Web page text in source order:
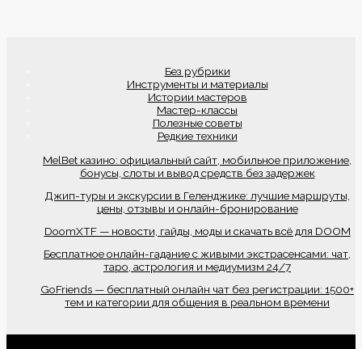
Без рубрики
Инструменты и материалы
Истории мастеров
Мастер-классы
Полезные советы
Редкие техники
MelBet казино: официальный сайт, мобильное приложение,
бонусы, слоты и вывод средств без задержек
Джип-туры и экскурсии в Геленджике: лучшие маршруты,
цены, отзывы и онлайн-бронирование
DoomXTF — новости, гайды, моды и скачать всё для DOOM
Бесплатное онлайн-гадание с живыми экстрасенсами: чат,
таро, астрология и медиумизм 24/7
GoFriends — бесплатный онлайн чат без регистрации: 1500+
тем и категории для общения в реальном времени